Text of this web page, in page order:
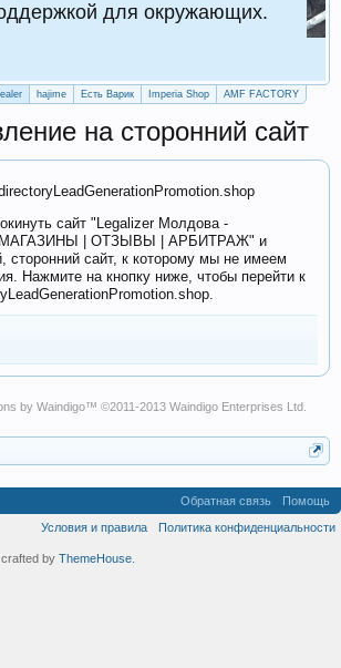
окружающих.
hajime Есть Варик Imperia Shop AMF FACTORY
на сторонний сайт
сайт "Legalizer Молдова -
| ОТЗЫВЫ | АРБИТРАЖ" и
сторонний сайт, к которому мы не имеем
Нажмите на кнопку ниже, чтобы перейти к
by Waindigo™ ©2011-2013 Waindigo Enterprises Ltd.
Обратная связь
Помощь
Условия и правила
Политика конфиденциальности
by ThemeHouse